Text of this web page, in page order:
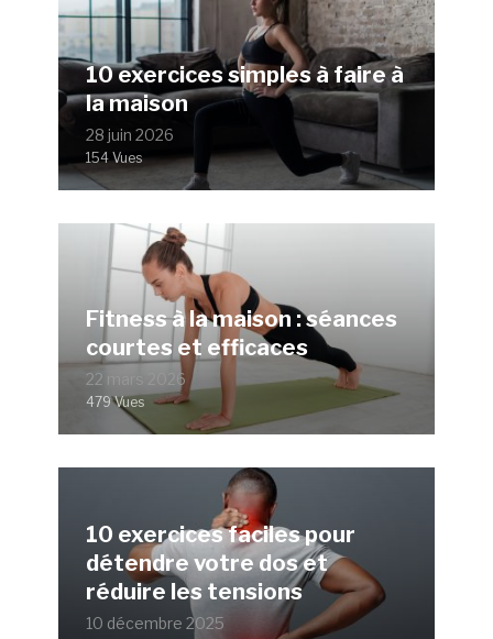
10 exercices simples à faire à
la maison
28 juin 2026
154 Vues
Fitness à la maison : séances
courtes et efficaces
22 mars 2026
479 Vues
10 exercices faciles pour
détendre votre dos et
réduire les tensions
10 décembre 2025